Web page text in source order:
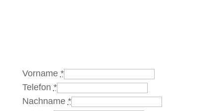
Vorname *
Telefon *
Nachname *